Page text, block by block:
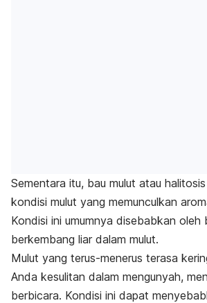
Sementara itu, bau mulut atau
kondisi mulut yang memunculkan
Kondisi ini umumnya disebabkan oleh
berkembang liar dalam mulut.
Mulut yang terus-menerus terasa
Anda kesulitan dalam mengunyah,
berbicara. Kondisi ini dapat